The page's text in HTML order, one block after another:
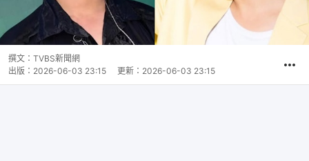
撰文： TVBS新聞網
出版： 2026-06-03 23:15 更新： 2026-06-03 23:15